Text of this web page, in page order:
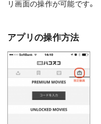
リ画面の操作が可能です。
アプリの操作方法